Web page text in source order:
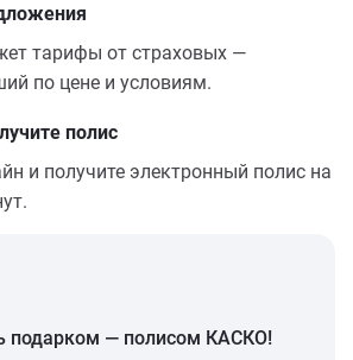
тарифы от страховых —
по цене и условиям.
полис
и получите электронный полис на
подарком — полисом КАСКО!